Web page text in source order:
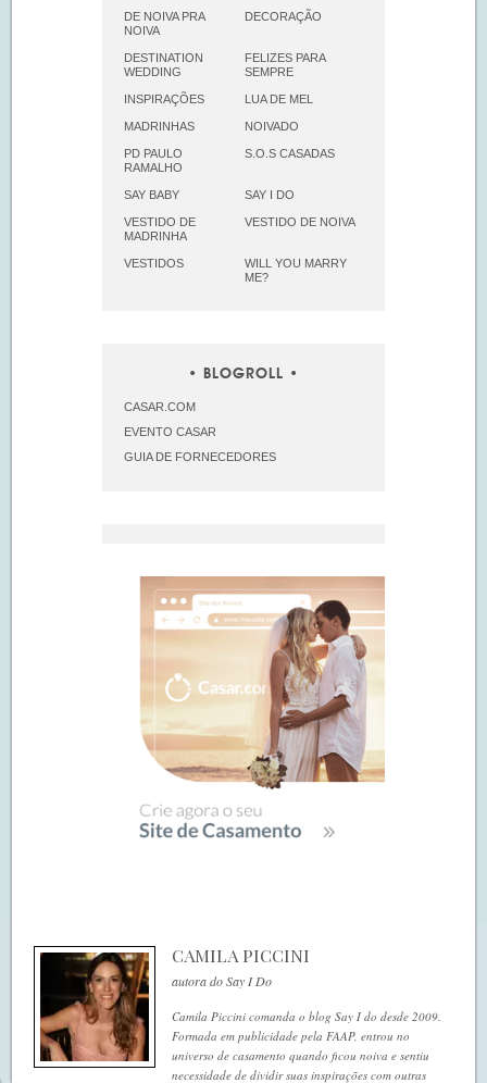
DE NOIVA PRA
NOIVA
DECORAÇÃO
DESTINATION
WEDDING
FELIZES PARA
SEMPRE
INSPIRAÇÕES LUA DE MEL
MADRINHAS NOIVADO
PD PAULO
RAMALHO
S.O.S CASADAS
SAY BABY SAY I DO
VESTIDO DE
MADRINHA
VESTIDO DE NOIVA
VESTIDOS
WILL YOU MARRY
ME?
BLOGROLL
CASAR.COM
EVENTO CASAR
GUIA DE FORNECEDORES
CAMILA PICCINI
autora do Say I Do
Camila Piccini comanda o blog Say I do desde 2009.
Formada em publicidade pela FAAP, entrou no
universo de casamento quando ficou noiva e sentiu
necessidade de dividir suas inspirações com outras